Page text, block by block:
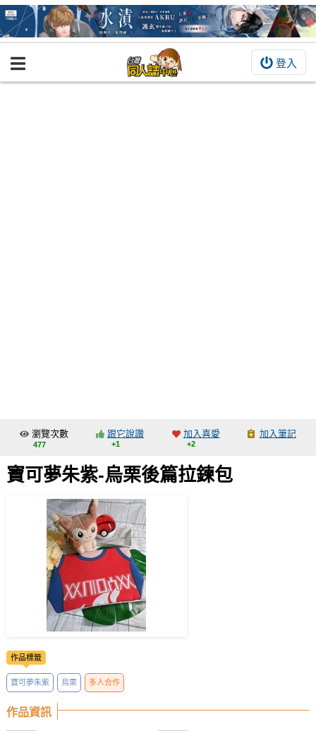
登入
BOOKY書集倉庫
交流中心
攤位轉讓區
會員中心
註冊會員
登入
瀏覽次數
477
跟它說讚
+1
加入喜愛
+2
加入筆記
寶可夢朱紫-烏栗後篇拉鍊包
作品標籤
寶可夢朱紫 烏栗 多人合作
作品資訊